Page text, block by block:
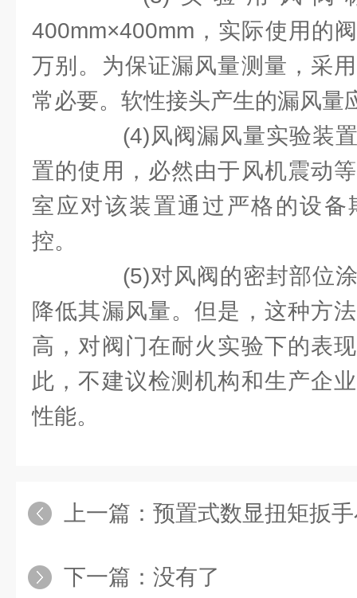
400mm×400mm，实际使用的
万别。为保证漏风量测量，采
常必要。软性接头产生的漏风量
(4)风阀漏风量实验装置
置的使用，必然由于风机震动
室应对该装置通过严格的设
控。
(5)对风阀的密封部位涂
降低其漏风量。但是，这种方
高，对阀门在耐火实验下的表
此，不建议检测机构和生产企
性能。
上一篇： 预置式数显扭矩扳
下一篇：没有了